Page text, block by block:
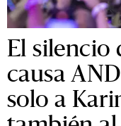
El silencio
causa
solo a